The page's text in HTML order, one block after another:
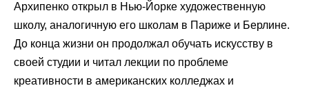
Архипенко открыл в Нью-Йорке художественную
школу, аналогичную его школам в Париже и Берлине.
До конца жизни он продолжал обучать искусству в
своей студии и читал лекции по проблеме
креативности в американских колледжах и